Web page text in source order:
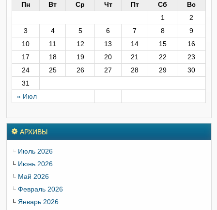
Пн Вт Ср Чт Пт Сб Вс
« Июл
1
2
3
4 5 6 7 8
9
10
11 12 13 14 15
16
17
18 19 20 21 22
23
24
25 26 27 28 29
30
31
АРХИВЫ
Июль 2026
Июнь 2026
Май 2026
Февраль 2026
Январь 2026